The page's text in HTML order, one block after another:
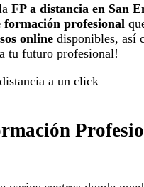
FP a distancia en San
formación profesional
online disponibles, así
tu futuro profesional!